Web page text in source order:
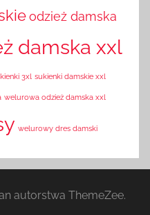
odzież damska
damska xxl
3xl sukienki damskie xxl
welurowa odzież damska xxl
welurowy dres damski
autorstwa ThemeZee.